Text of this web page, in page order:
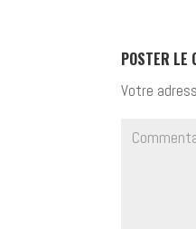
POSTER LE
Votre